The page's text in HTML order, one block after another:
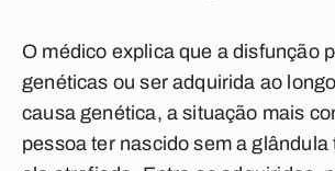
O médico explica que a disfunção
genéticas ou ser adquirida ao
causa genética, a situação mais
pessoa ter nascido sem a